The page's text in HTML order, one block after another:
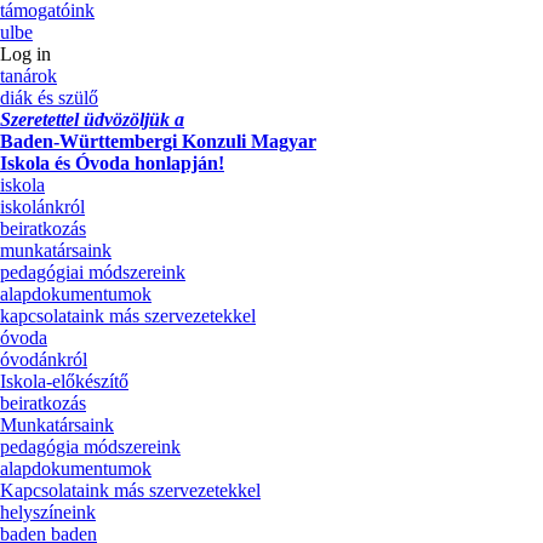
támogatóink
ulbe
Log in
tanárok
diák és szülő
Szeretettel üdvözöljük a
Baden-Württembergi Konzuli Magyar
Iskola és Óvoda honlapján!
iskola
iskolánkról
beiratkozás
munkatársaink
pedagógiai módszereink
alapdokumentumok
kapcsolataink más szervezetekkel
óvoda
óvodánkról
Iskola-előkészítő
beiratkozás
Munkatársaink
pedagógia módszereink
alapdokumentumok
Kapcsolataink más szervezetekkel
helyszíneink
baden baden